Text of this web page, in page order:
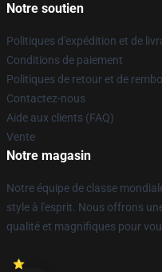
Notre soutien
Politiques d'expédition et de
Conditions de paiement
Politiques de retour et de
Contactez-nous
Aide aux clients (FAQ)
Vente
Notre magasin
Notre équipe de classe
style à l'esprit. Nous offrons
qualité et magnifiques pour